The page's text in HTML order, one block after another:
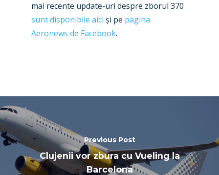
mai recente update-uri despre zborul 370
sunt disponibile aici și pe pagina
Aeronews de Facebook.
Previous Post
Clujenii vor zbura cu Vueling la
Barcelona